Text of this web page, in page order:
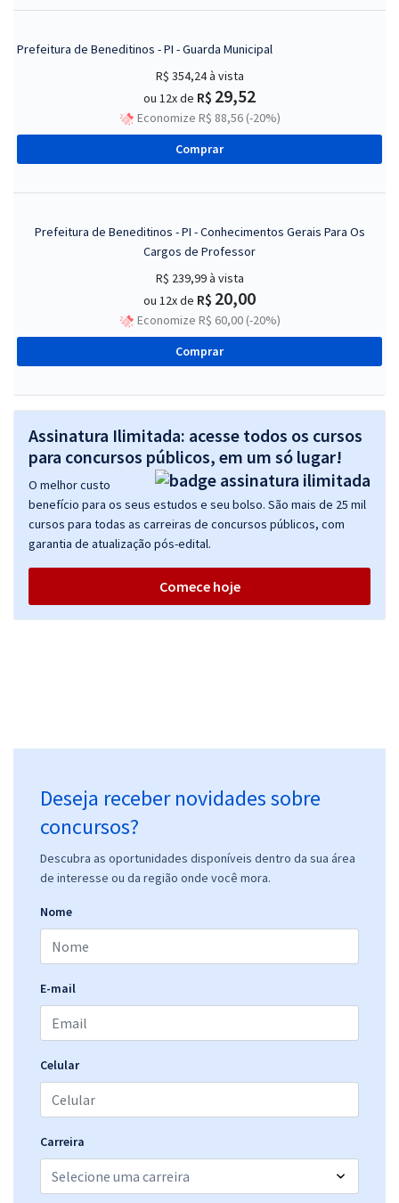
Prefeitura de Beneditinos - PI - Guarda Municipal
R$ 354,24à vista
ou 12x de R$ 29,52
Economize R$ 88,56 (-20%)
Comprar
Prefeitura de Beneditinos - PI - Conhecimentos Gerais Para Os
Cargos de Professor
R$ 239,99à vista
ou 12x de R$ 20,00
Economize R$ 60,00 (-20%)
Comprar
Assinatura Ilimitada: acesse todos os cursos
para concursos públicos, em um só lugar!
O melhor custo
benefício para os seus estudos e seu bolso. São mais de 25 mil
cursos para todas as carreiras de concursos públicos, com
garantia de atualização pós-edital.
Comece hoje
Deseja receber novidades sobre
concursos?
Descubra as oportunidades disponíveis dentro da sua área
de interesse ou da região onde você mora.
Nome
E-mail
Celular
Carreira